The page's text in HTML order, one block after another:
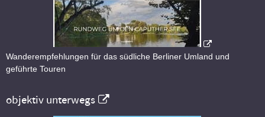
Wanderempfehlungen für das südliche Berliner Umland und
geführte Touren
objektiv unterwegs